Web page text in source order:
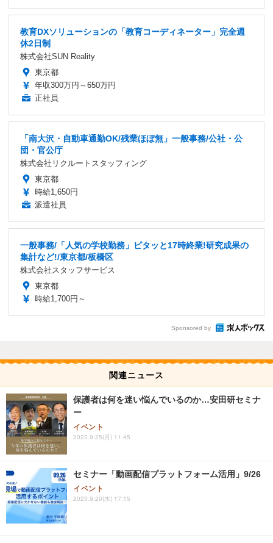
教育DXソリューションの「教育コーディネーター」完全週
休2日制
株式会社SUN Reality
東京都
年収300万円～650万円
正社員
「南大沢・自動車通勤OK/残業ほぼ無」一般事務/公社・公
団・官公庁
株式会社リクルートスタッフィング
東京都
時給1,650円
派遣社員
一般事務/「人気の学校勤務」ピタッと17時終業!研究成果の
集計など!/東京都/板橋区
株式会社スタッフサービス
東京都
時給1,700円～
Sponsored by
関連ニュース
保護者は何を迷い悩んでいるのか…安田研セミナ
ー
イベント
2023.9.25(月) 11:45
セミナー「動画配信プラットフォーム活用」9/26
イベント
2023.9.20(水) 17:15